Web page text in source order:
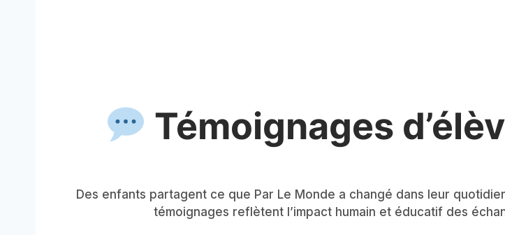
Témoignages
Des enfants partagent ce que Par Le Monde a changé dans leur
témoignages reflètent l’impact humain et éducatif des